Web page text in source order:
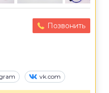
Позвонить
vk.com